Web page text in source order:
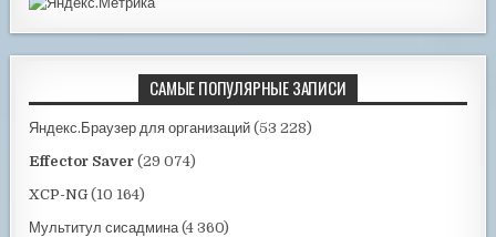
САМЫЕ ПОПУЛЯРНЫЕ ЗАПИСИ
Яндекс.Браузер для организаций (53 228)
Effector Saver (29 074)
XCP-NG (10 164)
Мультитул сисадмина (4 360)